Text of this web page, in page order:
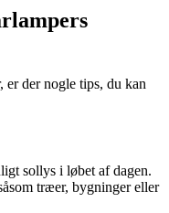
er der nogle tips, du kan
sollys i løbet af dagen.
træer, bygninger eller